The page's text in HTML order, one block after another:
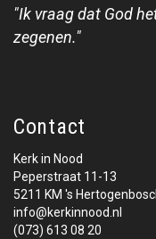
"Ik vraag dat God
zegenen."
Contact
Kerk in Nood
Peperstraat 11-13
5211 KM 's
info@kerkinnood.nl
(073) 613 08 20